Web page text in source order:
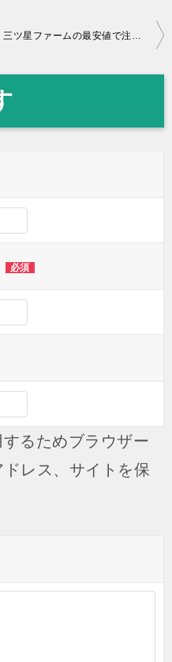
三ツ星ファームの最安値で注文方法!割引クーポンでお得に購入!
必須
るためブラウザー
レス、サイトを保